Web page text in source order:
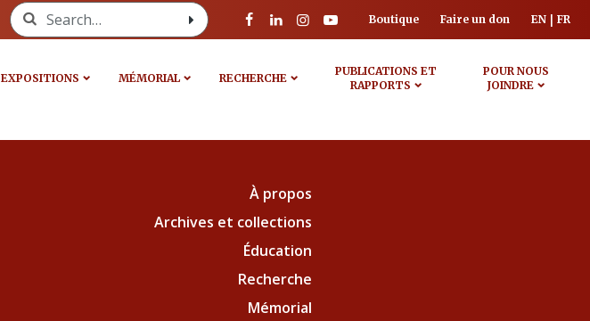
Search for: Boutique Faire un don EN FR
EXPOSITIONS MÉMORIAL RECHERCHE
PUBLICATIONS ET
RAPPORTS
POUR NOUS
JOINDRE
À propos
Archives et collections
Éducation
Recherche
Mémorial